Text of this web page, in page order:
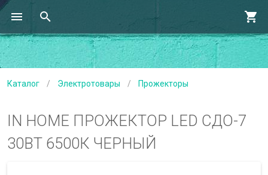
Каталог / Электротовары / Прожекторы
IN HOME ПРОЖЕКТОР LED СДО-7
30ВТ 6500К ЧЕРНЫЙ